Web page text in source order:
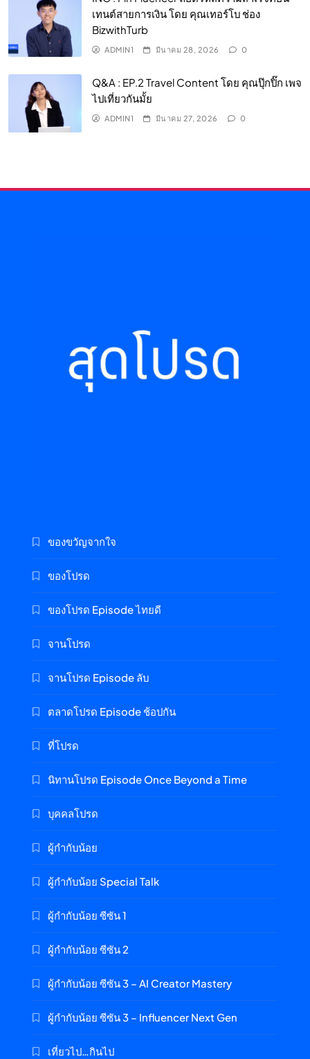
เทนต์สายการเงิน โดย คุณเทอร์โบ ช่อง
BizwithTurb
ADMIN1 มีนาคม 28, 2026 0
Q&A : EP.2 Travel Content โดย คุณปุ๊กปิ๊ก เพจ
ไปเที่ยวกันมั้ย
ADMIN1 มีนาคม 27, 2026 0
ของขวัญจากใจ
ของโปรด
ของโปรด Episode ไทยดี
จานโปรด
จานโปรด Episode ลับ
ตลาดโปรด Episode ช้อปกัน
ที่โปรด
นิทานโปรด Episode Once Beyond a Time
บุคคลโปรด
ผู้กำกับน้อย
ผู้กำกับน้อย Special Talk
ผู้กำกับน้อย ซีซัน 1
ผู้กำกับน้อย ซีซัน 2
ผู้กำกับน้อย ซีซัน 3 – AI Creator Mastery
ผู้กำกับน้อย ซีซัน 3 – Influencer Next Gen
เที่ยวไป…กินไป